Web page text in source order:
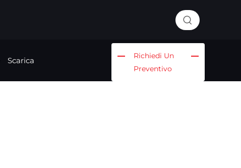
Scarica
Richiedi Un
Preventivo